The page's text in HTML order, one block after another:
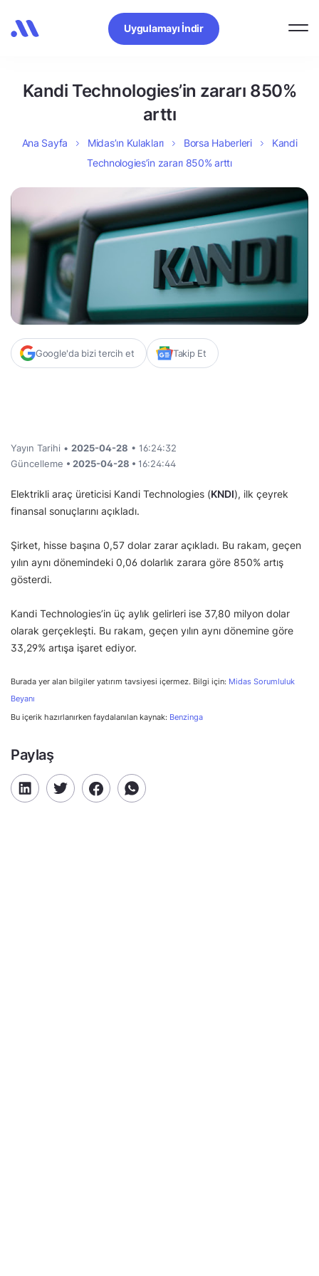
Uygulamayı İndir
Kandi Technologies’in zararı 850%
arttı
Ana Sayfa Midas’ın Kulakları Borsa Haberleri
Kandi
Technologies’in zararı 850% arttı
Google'da bizi tercih et Takip Et
Yayın Tarihi • 2025-04-28 • 16:24:32
Güncelleme • 2025-04-28 • 16:24:44
Elektrikli araç üreticisi Kandi Technologies (KNDI), ilk çeyrek
finansal sonuçlarını açıkladı.
Şirket, hisse başına 0,57 dolar zarar açıkladı. Bu rakam, geçen
yılın aynı dönemindeki 0,06 dolarlık zarara göre 850% artış
gösterdi.
Kandi Technologies’in üç aylık gelirleri ise 37,80 milyon dolar
olarak gerçekleşti. Bu rakam, geçen yılın aynı dönemine göre
33,29% artışa işaret ediyor.
Burada yer alan bilgiler yatırım tavsiyesi içermez. Bilgi için: Midas Sorumluluk
Beyanı
Bu içerik hazırlanırken faydalanılan kaynak: Benzinga
Paylaş